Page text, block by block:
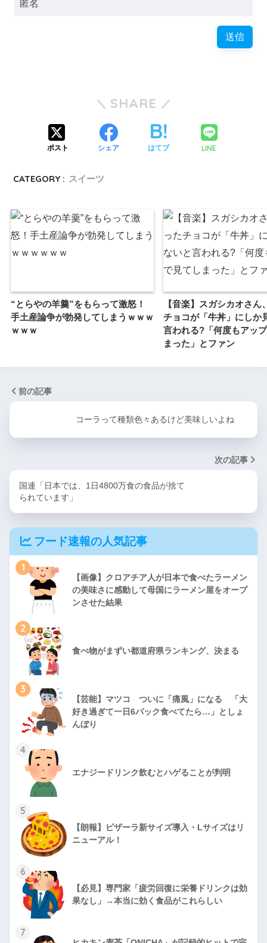
SHARE
ポスト シェア はてブ LINE
CATEGORY : スイーツ
“とらやの羊羹”をもらって激怒！
手土産論争が勃発してしまうｗｗｗ
ｗｗｗ
【音楽】スガシカオさん
チョコが「牛丼」にしか
言われる?「何度もアッ
まった」とファン
前の記事
コーラって種類色々あるけど美味しいよね
次の記事
国連「日本では、1日4800万食の食品が捨て
られています」
フード速報の人気記事
1
【画像】クロアチア人が日本で食べたラーメン
の美味さに感動して母国にラーメン屋をオープ
ンさせた結果
2
食べ物がまずい都道府県ランキング、決まる
3
【芸能】マツコ ついに「痛風」になる 「大
好き過ぎて一日6パック食べてたら…」としょ
んぼり
4
エナジードリンク飲むとハゲることが判明
5
【朗報】ピザーラ新サイズ導入・Lサイズはリ
ニューアル！
6
【必見】専門家「疲労回復に栄養ドリンクは効
果なし」→本当に効く食品がこれらしい
7